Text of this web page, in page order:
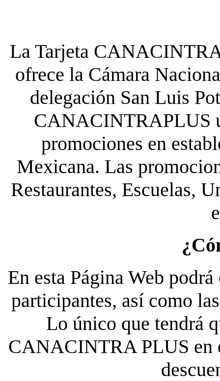
La Tarjeta
ofrece la Cámara
delegación San Luis
CANACINTRAPLUS
promociones en
Mexicana. Las
Restaurantes, Escuelas,
En esta Página Web
participantes, así como
Lo único que tendrá
CANACINTRA PLUS en